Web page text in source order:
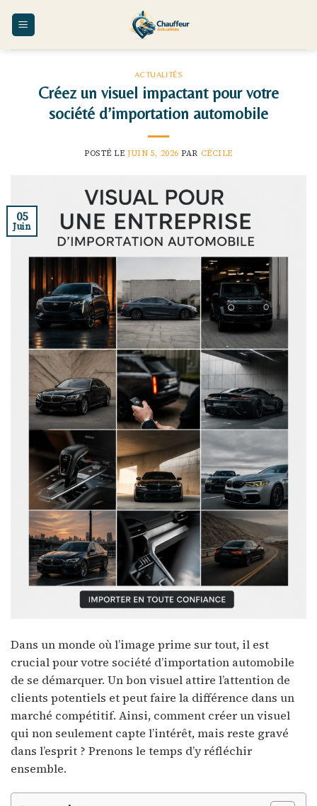
ACTUALITÉS
Créez un visuel impactant pour votre
société d’importation automobile
POSTÉ LEJUIN 5, 2026 PAR CÉCILE
05
Juin
Dans un monde où l’image prime sur tout, il est
crucial pour votre société d’importation automobile
de se démarquer. Un bon visuel attire l’attention de
clients potentiels et peut faire la différence dans un
marché compétitif. Ainsi, comment créer un visuel
qui non seulement capte l’intérêt, mais reste gravé
dans l’esprit ? Prenons le temps d’y réfléchir
ensemble.